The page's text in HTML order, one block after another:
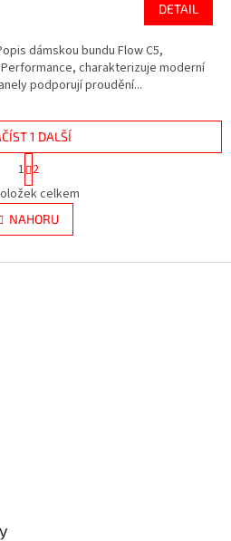
DETAIL
dámskou bundu Flow C5,
charakterizuje moderní
podporují proudění...
O
v
l
á
1 DALŠÍ
t
r
á
n
k
v
1 2
celkem
NAHORU